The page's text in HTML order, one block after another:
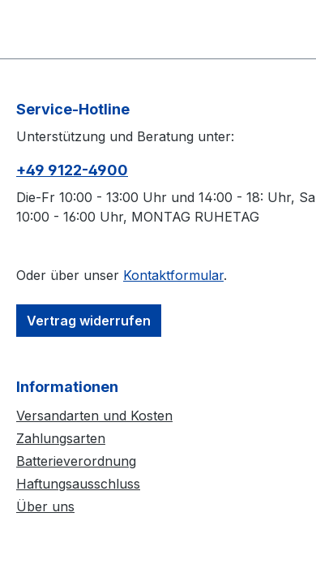
Service-Hotline
Unterstützung und Beratung unter:
+49 9122-4900
Die-Fr 10:00 - 13:00 Uhr und 14:00 - 18: Uhr, Sa
10:00 - 16:00 Uhr, MONTAG RUHETAG
Oder über unser Kontaktformular.
Vertrag widerrufen
Informationen
Versandarten und Kosten
Zahlungsarten
Batterieverordnung
Haftungsausschluss
Über uns